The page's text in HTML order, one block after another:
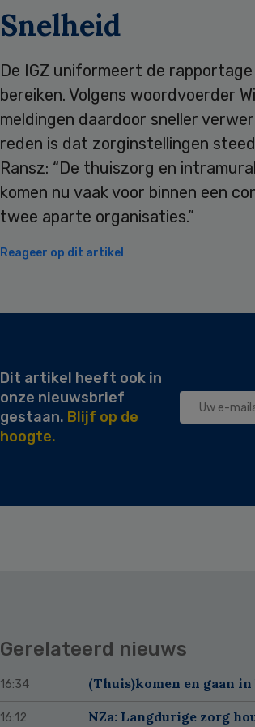
Snelheid
De IGZ uniformeert de
bereiken. Volgens woordvoerder
meldingen daardoor sneller
reden is dat zorginstellingen
Ransz: “De thuiszorg en
komen nu vaak voor binnen een
twee aparte organisaties.”
Reageer op dit artikel
Dit artikel heeft ook in
onze nieuwsbrief
gestaan. Blijf op de
hoogte.
Gerelateerd nieuws
16:34 (Thuis)komen en gaan
16:12 NZa: Langdurige zorg